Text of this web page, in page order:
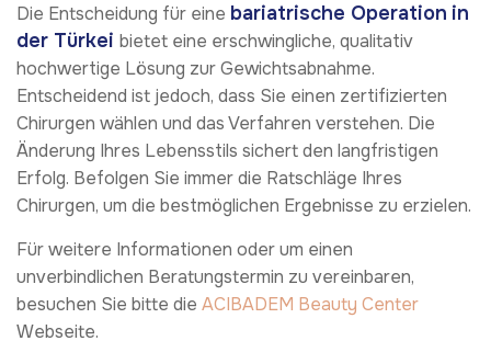
Die Entscheidung für eine bariatrische Operation in
der Türkei bietet eine erschwingliche, qualitativ
hochwertige Lösung zur Gewichtsabnahme.
Entscheidend ist jedoch, dass Sie einen zertifizierten
Chirurgen wählen und das Verfahren verstehen. Die
Änderung Ihres Lebensstils sichert den langfristigen
Erfolg. Befolgen Sie immer die Ratschläge Ihres
Chirurgen, um die bestmöglichen Ergebnisse zu erzielen.
Für weitere Informationen oder um einen
unverbindlichen Beratungstermin zu vereinbaren,
besuchen Sie bitte die ACIBADEM Beauty Center
Webseite.